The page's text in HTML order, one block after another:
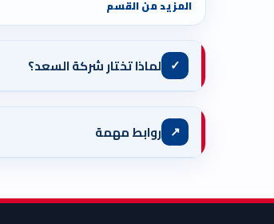
المزيد من القسم
✓ لماذا تختار شركة السعد؟
↗ روابط مهمة